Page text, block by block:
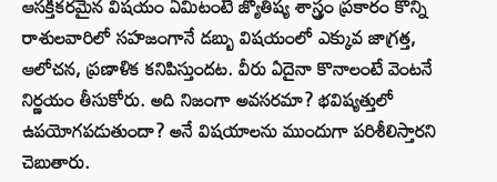
రాశులవారిలో సహజంగానే డబ్బు విషయంలో ఎక్కువ జాగ్రత్త,
ఆలోచన, ప్రణాళిక కనిపిస్తుందట. వీరు ఏదైనా కొనాలంటే వెంటనే
నిర్ణయం తీసుకోరు. అది నిజంగా అవసరమా? భవిష్యత్తులో
ఉపయోగపడుతుందా? అనే విషయాలను ముందుగా పరిశీలిస్తారని
చెబుతారు.